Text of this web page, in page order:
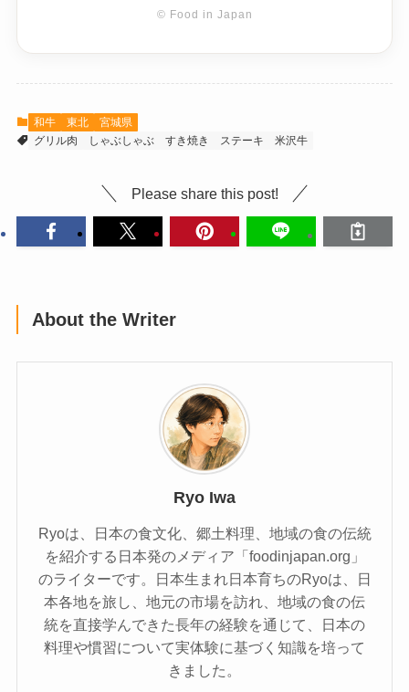
© Food in Japan
和牛 東北
宮城県
グリル肉
しゃぶしゃぶ すき焼き ステーキ 米沢牛
Please share this post!
About the Writer
Ryo Iwa
Ryoは、日本の食文化、郷土料理、地域の食の伝統
を紹介する日本発のメディア「foodinjapan.org」
のライターです。日本生まれ日本育ちのRyoは、日
本各地を旅し、地元の市場を訪れ、地域の食の伝
統を直接学んできた長年の経験を通じて、日本の
料理や慣習について実体験に基づく知識を培って
きました。